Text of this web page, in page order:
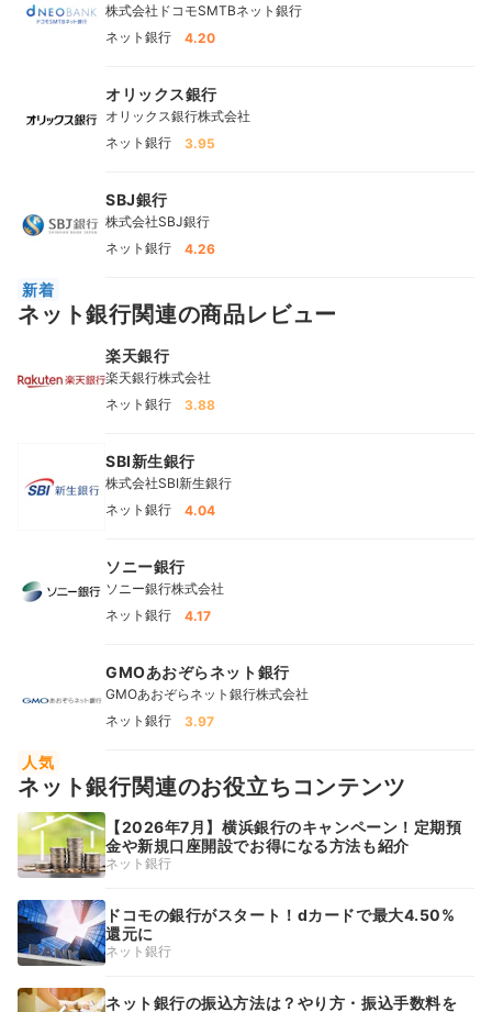
株式会社ドコモSMTBネット銀行
ネット銀行
4.20
オリックス銀行
オリックス銀行株式会社
ネット銀行
3.95
SBJ銀行
株式会社SBJ銀行
ネット銀行
4.26
新着
ネット銀行関連の商品レビュー
楽天銀行
楽天銀行株式会社
ネット銀行
3.88
SBI新生銀行
株式会社SBI新生銀行
ネット銀行
4.04
ソニー銀行
ソニー銀行株式会社
ネット銀行
4.17
GMOあおぞらネット銀行
GMOあおぞらネット銀行株式会社
ネット銀行
3.97
人気
ネット銀行関連のお役立ちコンテンツ
【2026年7月】横浜銀行のキャンペーン！定期預
金や新規口座開設でお得になる方法も紹介
ネット銀行
ドコモの銀行がスタート！dカードで最大4.50%
還元に
ネット銀行
ネット銀行の振込方法は？やり方・振込手数料を